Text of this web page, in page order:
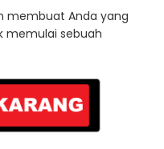
membuat Anda yang
memulai sebuah